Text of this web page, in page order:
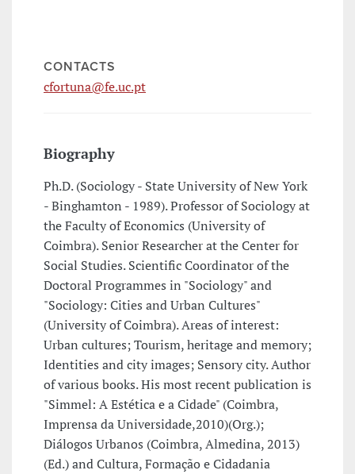
CONTACTS
cfortuna@fe.uc.pt
Biography
Ph.D. (Sociology - State University of New York
- Binghamton - 1989). Professor of Sociology at
the Faculty of Economics (University of
Coimbra). Senior Researcher at the Center for
Social Studies. Scientific Coordinator of the
Doctoral Programmes in "Sociology" and
"Sociology: Cities and Urban Cultures"
(University of Coimbra). Areas of interest:
Urban cultures; Tourism, heritage and memory;
Identities and city images; Sensory city. Author
of various books. His most recent publication is
"Simmel: A Estética e a Cidade" (Coimbra,
Imprensa da Universidade,2010)(Org.);
Diálogos Urbanos (Coimbra, Almedina, 2013)
(Ed.) and Cultura, Formação e Cidadania